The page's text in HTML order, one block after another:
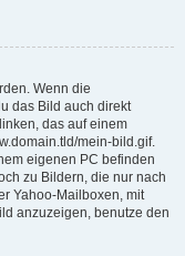
Wenn die
das Bild auch direkt
das auf einem
mein-bild.gif.
eigenen PC befinden
zu Bildern, die nur nach
Yahoo-Mailboxen, mit
anzuzeigen, benutze den